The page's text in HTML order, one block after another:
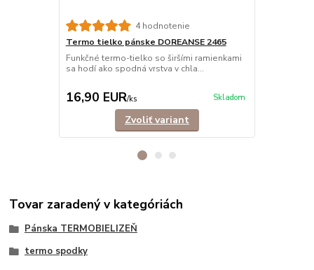
4 hodnotenie
Termo tielko pánske DOREANSE 2465
Funkčné termo-tielko so širšími ramienkami
sa hodí ako spodná vrstva v chla...
16,90 EUR/ks Skladom
Zvoliť variant
Tovar zaradený v kategóriách
Pánska TERMOBIELIZEŇ
termo spodky